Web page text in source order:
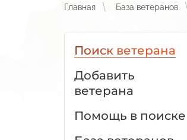
Главная База ветеранов
Поиск ветерана
Добавить
ветерана
Помощь в поиске